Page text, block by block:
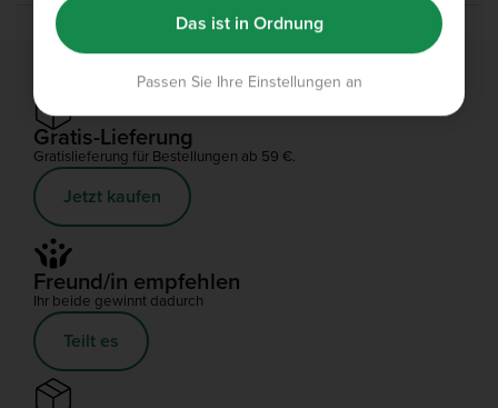
Wir haben eine große Auswahl an Sportutensilien bei
Bulk – wir haben alles, was du brauchst. Wähle aus einer
Reihe von Hebegurten, -handschuhen und -ärmel, um dir
während deiner Übungen den bestmöglichen Halt zu
geben. Unsere Auswahl an Shakern, Flaschen, Kapseln
und Boxen bietet verschiedene Möglichkeiten zur
Aufbewahrung von Nahrungsergänzungsmitteln.
Außerdem sind unsere Widerstandsbänder,
Langhantelpolster, Schaumstoffrollen und Sporttaschen
perfekt für das Fitnessstudio.
Gratis-Lieferung
Gratislieferung für Bestellungen ab 59 €.
Jetzt kaufen
Freund/in empfehlen
Ihr beide gewinnt dadurch
Teilt es
Passen Sie Ihre Einstellungen an
Das ist in Ordnung